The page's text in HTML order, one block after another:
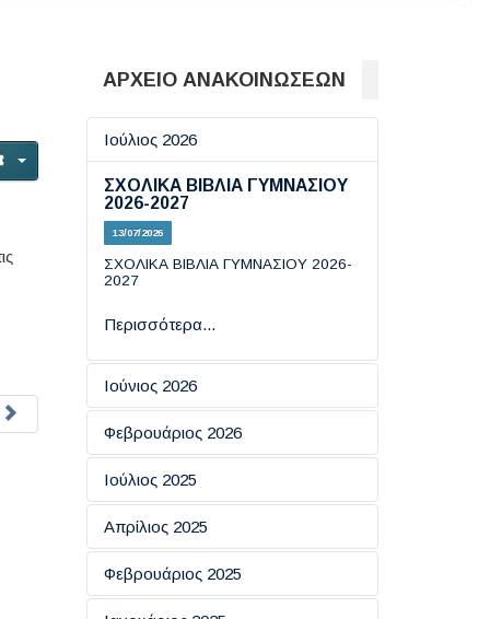
ΑΡΧΕΙΟ ΑΝΑΚΟΙΝΩΣΕΩΝ
Ιούλιος 2026
ΣΧΟΛΙΚΑ ΒΙΒΛΙΑ ΓΥΜΝΑΣΙΟΥ
2026-2027
13/07/2026
ΣΧΟΛΙΚΑ ΒΙΒΛΙΑ ΓΥΜΝΑΣΙΟΥ 2026-
2027
Περισσότερα...
Ιούνιος 2026
Εξετάσεις πιστοποίησης
19/06/2026
Περισσότερα...
ΑΠΑΝΤΗΣΕΙΣ ΦΥΣΙΚΗΣ ΚΑΙ
ΙΣΤΟΡΙΑΣ
Φεβρουάριος 2026
ΗΜΕΡΑ ΑΣΦΑΛΟΥΣ
18/02/2026
Περισσότερα...
Ιούλιος 2025
ΕΞΕΤΑΣΕΙΣ ΠΙΣΤΟΠΟΙΗΤΙΚΩΝ
ΤΟΥ MICHIGAN
Απρίλιος 2025
Eσπερίδα: "​Ο Ρόλος της
Φεβρουάριος 2025